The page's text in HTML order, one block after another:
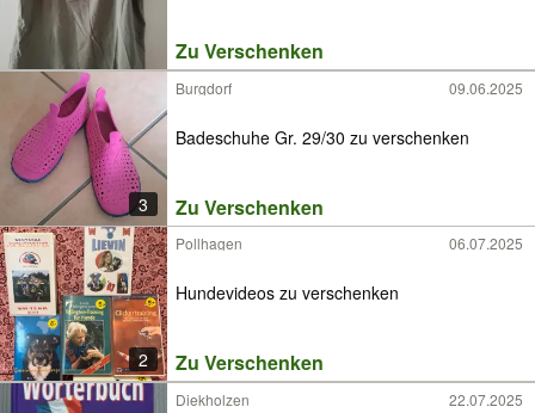
Zu Verschenken
3
Burgdorf 09.06.2025
Badeschuhe Gr. 29/30 zu verschenken
Zu Verschenken
2
Pollhagen 06.07.2025
Hundevideos zu verschenken
Zu Verschenken
Diekholzen 22.07.2025